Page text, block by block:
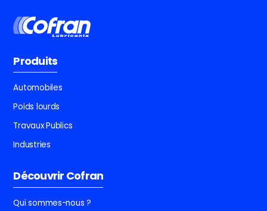
Produits
Automobiles
Poids lourds
Travaux Publics
Industries
Découvrir Cofran
Qui sommes-nous ?